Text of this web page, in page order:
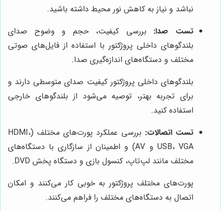
نباشد و نیاز به کاهش نور محیط داشته باشید.
تست صدا: بررسی کیفیت، حجم و وضوح صدای
بلندگوهای داخلی پروژکتور با استفاده از فایل‌های صوتی
مختلف و دستگاه‌های اندازه‌گیری صدا.
بلندگوهای داخلی پروژکتور کیفیت صدای متوسطی دارند و
برای تجربه بهتر، توصیه می‌شود از بلندگوهای خارجی
استفاده کنید.
تست اتصالات:
بررسی عملکرد پورت‌های مختلف (HDMI،
USB، VGA و AV) و اطمینان از سازگاری با دستگاه‌های
مختلف مانند لپ‌تاپ، کنسول بازی و دستگاه پخش DVD.
پورت‌های مختلف پروژکتور به خوبی کار می‌کنند و امکان
اتصال به دستگاه‌های مختلف را فراهم می‌کنند.